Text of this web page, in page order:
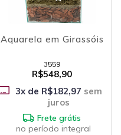
Aquarela em Girassóis
3559
R$548,90
3x de R$182,97 sem
juros
Frete grátis
no período integral